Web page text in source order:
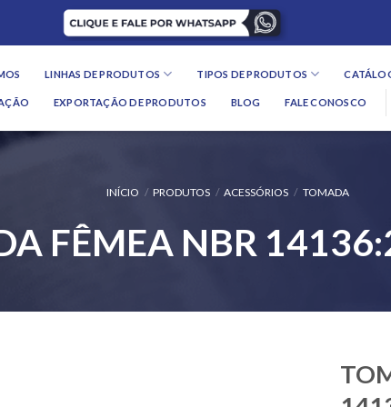
LINHAS DE PRODUTOS TIPOS DE PRODUTOS
EXPORTAÇÃO DE PRODUTOS BLOG FALE CONOSCO
INÍCIO / PRODUTOS / ACESSÓRIOS / TOMADA
FÊMEA NBR